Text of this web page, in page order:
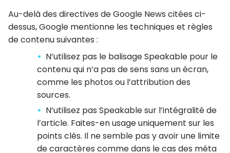
Au-delà des directives de Google News citées ci-
dessus, Google mentionne les techniques et règles
de contenu suivantes :
N’utilisez pas le balisage Speakable pour le
contenu qui n’a pas de sens sans un écran,
comme les photos ou l’attribution des
sources.
N’utilisez pas Speakable sur l’intégralité de
l’article. Faites-en usage uniquement sur les
points clés. Il ne semble pas y avoir une limite
de caractères comme dans le cas des méta